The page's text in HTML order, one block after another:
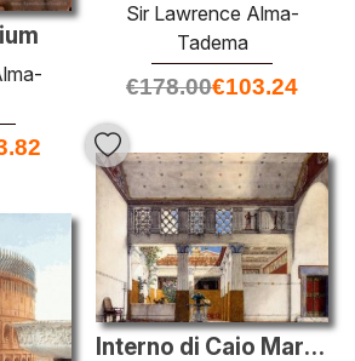
Sir Lawrence Alma-
Tadema
€178.00€103.24
Interno di Caio Marzio Casa